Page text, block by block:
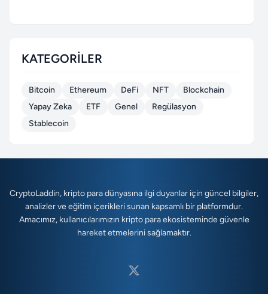
KATEGORILER
Bitcoin Ethereum DeFi NFT
Blockchain
Yapay Zeka
ETF Genel
Regülasyon
Stablecoin
CryptoLaddin, kripto para dünyasına ilgi duyanlar için güncel bilgiler,
analizler ve eğitim içerikleri sunan kapsamlı bir platformdur.
Amacımız, kullanıcılarımızın kripto para ekosisteminde güvenle
hareket etmelerini sağlamaktır.